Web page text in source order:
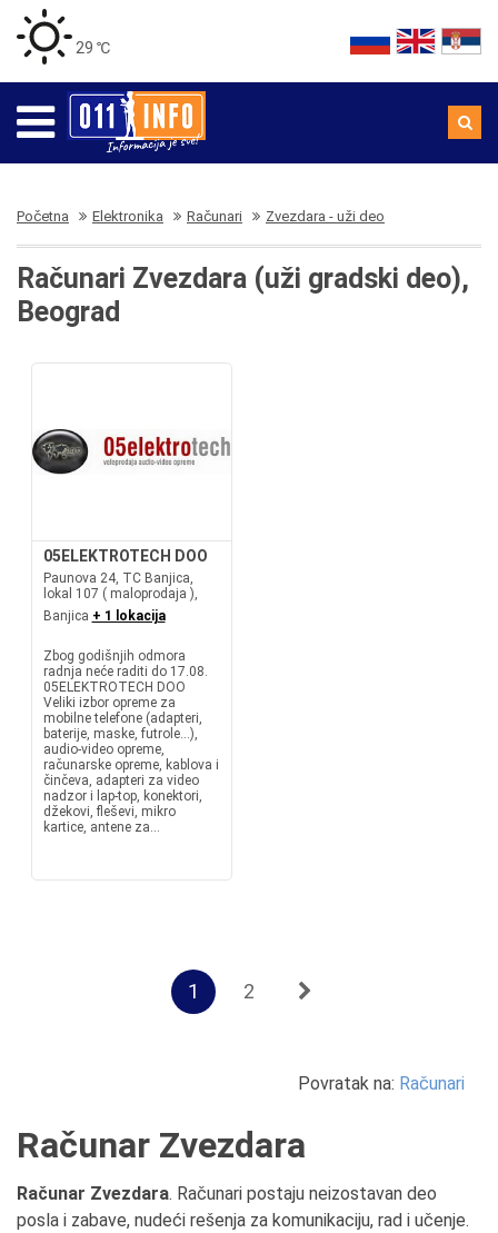
29 ℃
Početna Elektronika Računari Zvezdara - uži deo
Računari Zvezdara (uži gradski deo),
Beograd
05ELEKTROTECH DOO
Paunova 24, TC Banjica,
lokal 107 ( maloprodaja ),
Banjica + 1 lokacija
Zbog godišnjih odmora
radnja neće raditi do 17.08.
05ELEKTROTECH DOO
Veliki izbor opreme za
mobilne telefone (adapteri,
baterije, maske, futrole...),
audio-video opreme,
računarske opreme, kablova i
činčeva, adapteri za video
nadzor i lap-top, konektori,
džekovi, fleševi, mikro
kartice, antene za...
1 2
Povratak na: Računari
Računar Zvezdara
Računar Zvezdara. Računari postaju neizostavan deo
posla i zabave, nudeći rešenja za komunikaciju, rad i učenje.